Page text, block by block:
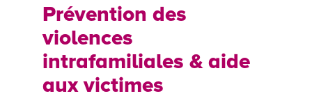
Prévention des
violences
intrafamiliales & aide
aux victimes